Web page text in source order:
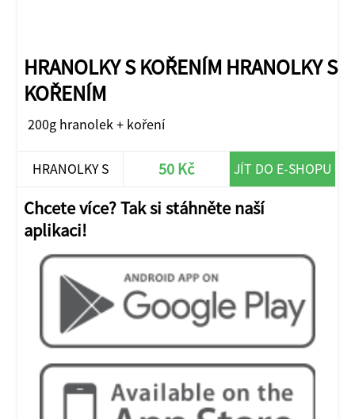
HRANOLKY S KOŘENÍM HRANOLKY S
KOŘENÍM
200g hranolek + koření
HRANOLKY S
KOŘENÍM
50 Kč JÍT DO E-SHOPU
Chcete více? Tak si stáhněte naší
aplikaci!